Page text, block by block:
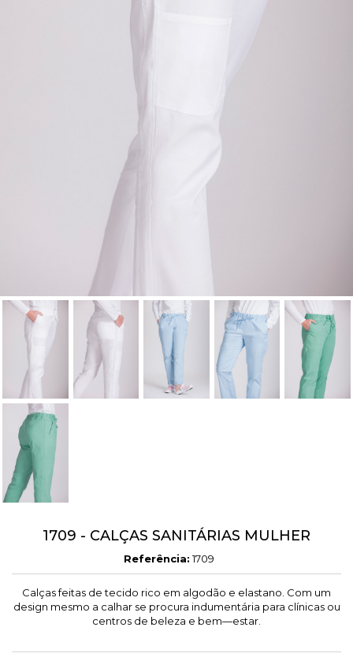
1709 - CALÇAS SANITÁRIAS MULHER
Referência: 1709
Calças feitas de tecido rico em algodão e elastano. Com um
design mesmo a calhar se procura indumentária para clínicas ou
centros de beleza e bem—estar.